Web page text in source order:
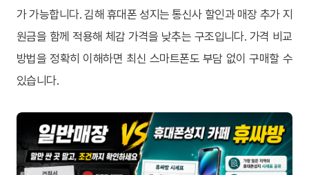
가 가능합니다. 김해 휴대폰 성지는 통신사 할인과 매장 추가 지
원금을 함께 적용해 체감 가격을 낮추는 구조입니다. 가격 비교
방법을 정확히 이해하면 최신 스마트폰도 부담 없이 구매할 수
있습니다.